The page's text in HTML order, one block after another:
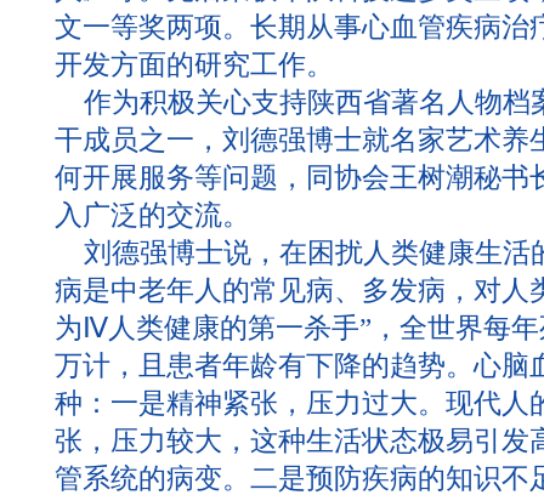
文一等奖两项。长期从事心血管疾病治
开发方面的研究工作。
作为积极关心支持陕西省著名人物档
干成员之一，刘德强博士就名家艺术养
何开展服务等问题，同协会王树潮秘书
入广泛的交流。
刘德强博士说，在困扰人类健康生活
病是中老年人的常见病、多发病，对人
为Ⅳ人类健康的第一杀手”，全世界每
万计，且患者年龄有下降的趋势。心脑
种：一是精神紧张，压力过大。现代人
张，压力较大，这种生活状态极易引发
管系统的病变。二是预防疾病的知识不